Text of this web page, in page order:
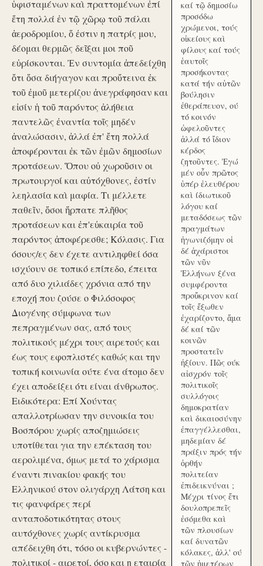
ὑφισταμένων καὶ πραττομένων ἐπί
ἔτη πολλά ἐν τῷ χῶρῳ τοῦ πάλαι
ἀεροδρομίου, ὅ ἐστιν η πατρίς μου,
δέομαι θερμῶς δεῖξαι μοι ποῦ
εὑρίσκονται. Ἐν συντομία ἀπεδείχθη
ὅτι ὅσα διήγαγον και προὔτεινα ἐκ
τοῦ ἐμοῦ μετερίζου ἀνεγράφησαν και
εἰσίν ἡ τοῦ παρόντος ἀλήθεια
παντελῶς ἐναντία τοῖς μηδέν
ἀναλώσασιν, ἀλλά ἐπ' ἔτη πολλά
ἀποφέρονται ἐκ τῶν ἐμῶν δημοσίων
προτάσεων. Ὅπου οὐ χωροῦσιν οι
πρωτουργοί και αὐτόχθονες, ἐστίν
λεηλασία καὶ μαφία. Τι μέλλετε
παθεῖν, ὅσοι ἥρπατε πλῆθος
προτάσεων και ἐπ'εὐκαιρία τοῦ
παρόντος ἀποφέρεσθε; Κόλασις. Για
όσους/ες δεν έχετε αντιληφθεί όσα
ισχύουν σε τοπικό επίπεδο, έπειτα
από δυο χιλιάδες χρόνια από την
εποχή που ζούσε ο Φιλόσοφος
Διογένης σύμφωνα των
πεπραγμένων σας, από τους
πολιτικούς μέχρι τους αιρετούς και
έως τους εφοπλιστές καθώς και την
τοπική κοινωνία ούτε ένα άτομο δεν
έχει αποδείξει ότι είναι άνθρωπος.
Ειδικότερα: Επί Χούντας
απαλλοτρίωσαν την συνοικία του
Βοσπόρου χωρίς αποζημιώσεις
υποτίθεται για την επέκταση του
αερολιμένα, όμως μετά το χάρισμα
έναντι πινακίου φακής του
Ελληνικού στον ολιγάρχη Λάτση και
τις φανφάρες περί
ανταποδοτικότητας στους
αυτόχθονες χωρίς αντίκρυσμα
απέδειχθη ότι, τόσο οι κυβερνώντες -
πολιτικοί - αιρετοί, όσο και η εταιρία
καί τῷ δημοσίω
προσόδω
χρώμενοι, τούς
οἰκείους καὶ
φίλους καί τούς
ἑαυτοῖς
προσήκοντας
κατά τήν αὑτῶν
βούλησιν
ἐθεράπευον, ού
τό κοινόν
ὠφελοῦντες
ἀλλά τό ἴδιον
κέρδος
ζητοῦντες. Ἐγώ
μέν οὖν πρῶτος
ὑπέρ ἐλευθέρου
καὶ ίδιωτικοῦ
λόγου καί
μεταδόσεως τῶν
πραγμάτων
ἠγωνιζόμην οἱ
δέ ἀχάριστοι
τῶν νῦν
Ἑλλήνων ξένα
συμφέροντα
προὔκρινον καί
τοῖς ἔξωθεν
ἐχαρίζοντο, ἅμα
δέ καί τῶν
κοινῶν
προστατεῖν
ἠξίουν. Πῶς ούκ
αἰσχρόν τοῖς
πολιτικοῖς
συλλόγοις
δημοκρατίαν
καὶ δικαιοσύνην
ἐπαγγέλλεσθαι,
μηδεμίαν δέ
πράξιν πρός τήν
ὀρθήν
πολιτείαν
ἐπιδεικνύναι ;
Μέχρι τίνος ἔτι
δουλοπρεπεῖς
ἐσόμεθα καὶ
τῶν πλουσίων
καί δυνατῶν
κόλακες, ἀλλ' ού
τῶν ἡμετέρων